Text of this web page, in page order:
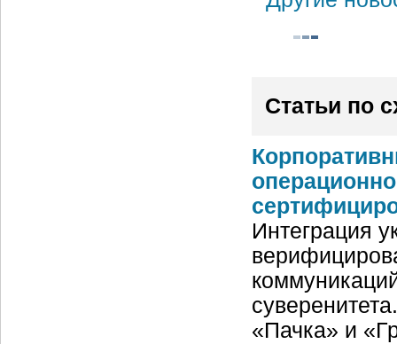
Статьи по
Интеграция
«Пачка» и